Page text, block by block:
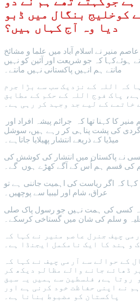
کوخلیج بنگال میں ڈبو
دیا وہ آج کہاں ہیں؟
منیر نے اسلام آباد میں علما و مشائخ
کہ جو شریعت اور آئین کو نہیں
مانتے ہم انہیں پاکستانی نہیں مانتے۔
کہ اللہ کے نزدیک سب سے بڑا جرم
ہے، پاک فوج اللہ کے حکم کے مطابق
خاتمے کے لیے جد وجہد کر رہی ہے۔
کا کہنا تھا کہ جرائم پیشہ افراد اور
گردی کی پشت پناہی کر رہے ہیں، سوشل
میڈیا کے ذریعے انتشار پھیلایا جاتاہے۔
نے پاکستان میں انتشار کی کوشش کی
کی قسم ہم اُس کے آگے کھڑے ہوں گے۔
کہ اگر ریاست کی اہمیت جاننی ہے تو
عراق، شام اور لیبیا سے پوچھیں۔
کہ کسی کی ہمت نہیں جو رسول پاک صلی
علیہ و سلم کی شان میں گستاخی کرسکے۔
چیف جنرل عاصم منیر نے کہا کہ
و ہند کا ایک نامکمل ایجنڈا ہے۔
کے حوالے سے آرمی چیف نے کہا کہ
ڈھائے جانے والے مظالم دیکھ کر
روتا ہے، فلسطین سے ہمیں یہ سبق
نے اپنی حفاظت خود کرنی ہے اور
پاکستان کو مضبوط بنانا ہے۔